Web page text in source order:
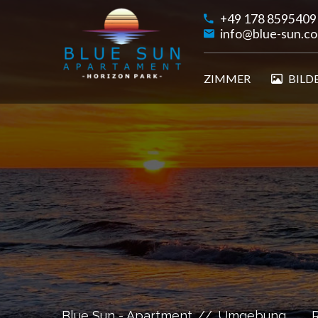
+49 178 8595409
info@blue-
ZIMMER